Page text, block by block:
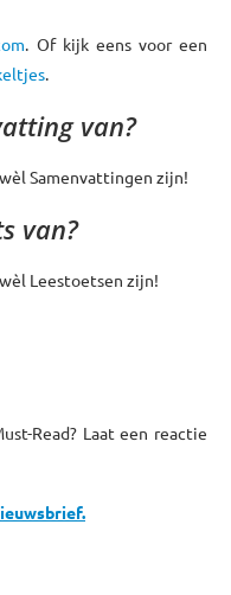
. Of kijk eens voor een
.
van?
Samenvattingen zijn!
van?
Leestoetsen zijn!
Read? Laat een reactie